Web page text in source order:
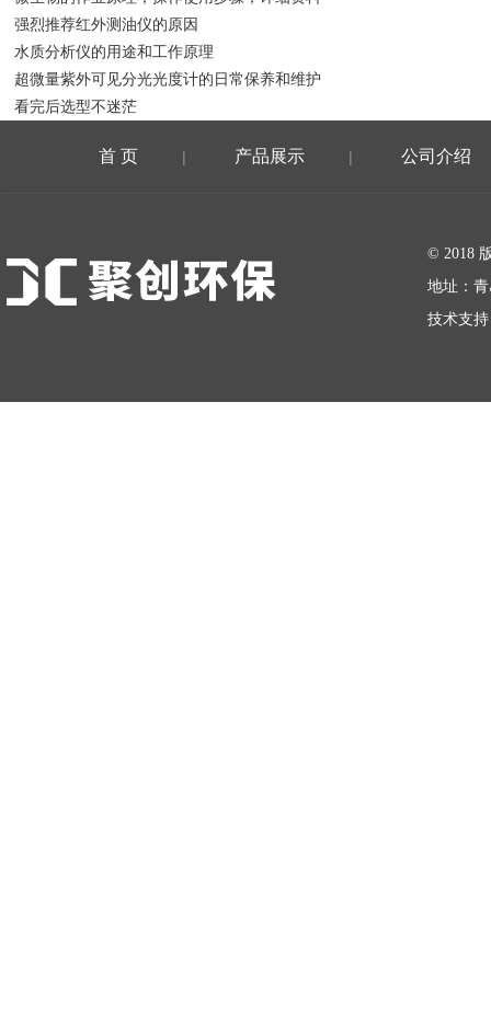
强烈推荐红外测油仪的原因
水质分析仪的用途和工作原理
超微量紫外可见分光光度计的日常保养和维护
看完后选型不迷茫
首 页 | 产品展示 | 公司介绍
© 2018
地址：
技术支